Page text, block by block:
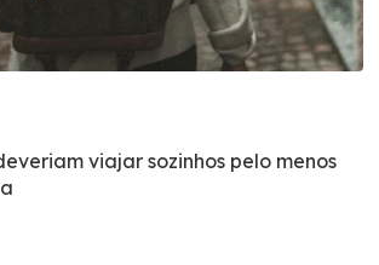
viajar sozinhos pelo menos